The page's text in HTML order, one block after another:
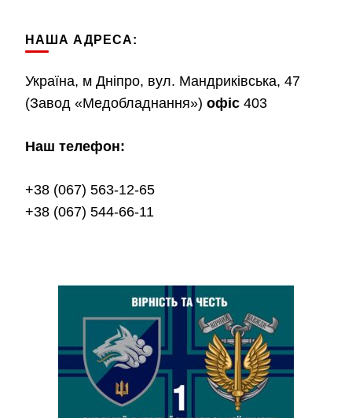
НАША АДРЕСА:
Україна, м Дніпро, вул. Мандриківська, 47
(Завод «Медобладнання») офіс 403
Наш телефон:
+38 (067) 563-12-65
+38 (067) 544-66-11